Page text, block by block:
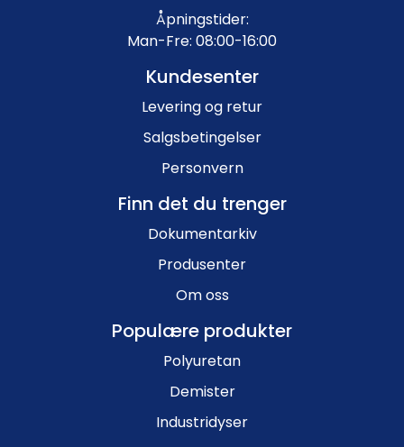
Åpningstider:
Man-Fre: 08:00-16:00
Kundesenter
Levering og retur
Salgsbetingelser
Personvern
Finn det du trenger
Dokumentarkiv
Produsenter
Om oss
Populære produkter
Polyuretan
Demister
Industridyser